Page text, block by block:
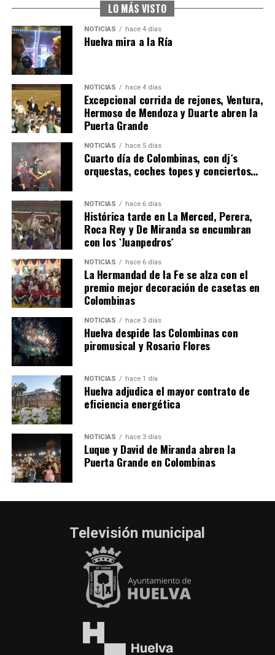
6º DÍA DE LAS FIESTAS COLOMBINAS 2026
hace 3 días Huelvatv
QUINTA CORRIDA DE LAS FIESTAS COLOMBINAS
2026
hace 4 días· Huelvatv
LO MÁS VISTO
NOTICIAS hace 4 días
Huelva mira a la Ría
NOTICIAS hace 4 días
Excepcional corrida de rejones, Ventura,
Hermoso de Mendoza y Duarte abren la
Puerta Grande
NOTICIAS hace 5 días
Cuarto día de Colombinas, con dj´s
orquestas, coches topes y conciertos…
NOTICIAS hace 6 días
Histórica tarde en La Merced, Perera,
Roca Rey y De Miranda se encumbran
con los `Juanpedros´
NOTICIAS hace 6 días
La Hermandad de la Fe se alza con el
premio mejor decoración de casetas en
Colombinas
NOTICIAS hace 3 días
Huelva despide las Colombinas con
piromusical y Rosario Flores
NOTICIAS hace 1 día
Huelva adjudica el mayor contrato de
eficiencia energética
NOTICIAS hace 3 días
Luque y David de Miranda abren la
Puerta Grande en Colombinas
Televisión municipal